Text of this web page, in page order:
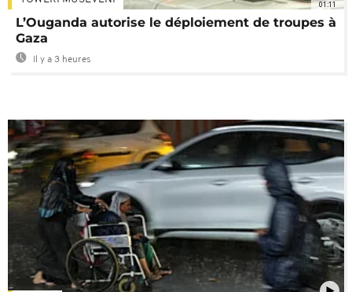
01:11
L’Ouganda autorise le déploiement de troupes à
Gaza
Il y a 3 heures